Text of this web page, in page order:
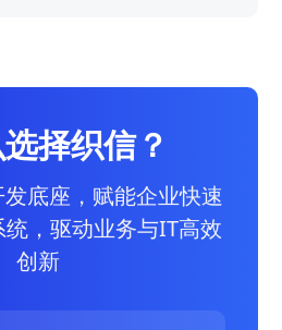
择织信？
底座，赋能企业快速
，驱动业务与IT高效
创新